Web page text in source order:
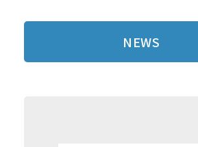
NEWS